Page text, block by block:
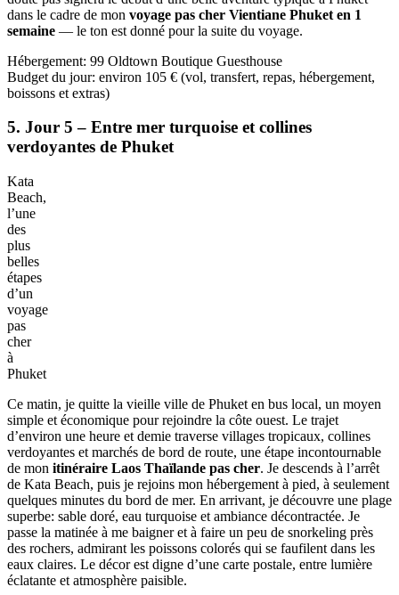
de
spécialités
dans
un
food
de
Phuket
En fin de journée, je m’arrête au food court local pour un pad thaï
brûlant et des mango sticky rice bien sucrés, avant de me laisser
happer par l’ambiance nocturne. Les lumières s’allument, la musique
monte et les sourires thaïlandais illuminent les rues. Une grande
douceur, exotisme et simplicité pour cette première soirée qui je n’en
doute pas signera le début d’une belle aventure typique à Phuket
dans le cadre de mon
semaine
Hébergement: 99 Oldtown Boutique Guesthouse
Budget du jour: environ 105 € (vol, transfert, repas, hébergement,
boissons et extras)
5. Jour 5 – Entre mer turquoise et collines
verdoyantes de Phuket
Kata
Beach,
l’une
des
plus
belles
étapes
d’un
voyage
pas